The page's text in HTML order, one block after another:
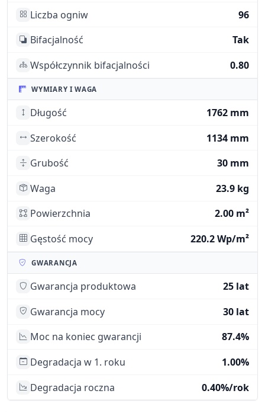
Liczba ogniw
96
Bifacjalność
Tak
Współczynnik bifacjalności
0.80
WYMIARY I WAGA
Długość
1762 mm
Szerokość
1134 mm
Grubość
30 mm
Waga
23.9 kg
Powierzchnia
2.00 m²
Gęstość mocy
220.2 Wp/m²
GWARANCJA
Gwarancja produktowa
25 lat
Gwarancja mocy
30 lat
Moc na koniec gwarancji
87.4%
Degradacja w 1. roku
1.00%
Degradacja roczna
0.40%/rok